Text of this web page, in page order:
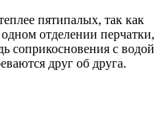
пятипалых, так как
отделении перчатки,
соприкосновения с водой
друг об друга.